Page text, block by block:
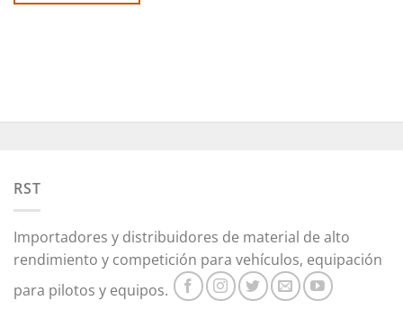
RST
Importadores y distribuidores de material de alto
rendimiento y competición para vehículos, equipación
para pilotos y equipos.